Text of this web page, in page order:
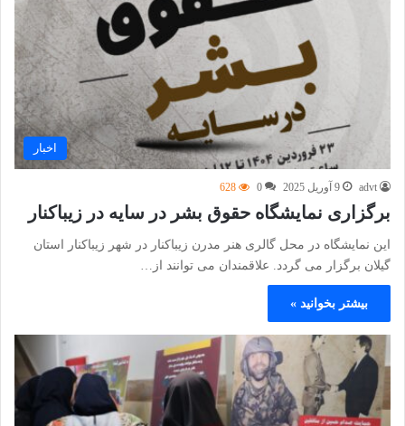
اخبار
advt 9 آوریل 2025 0
628
برگزاری نمایشگاه حقوق بشر در سایه در زیباکنار
این نمایشگاه در محل گالری هنر مدرن زیباکنار در شهر زیباکنار استان
گیلان برگزار می گردد. علاقمندان می توانند از…
بیشتر بخوانید »